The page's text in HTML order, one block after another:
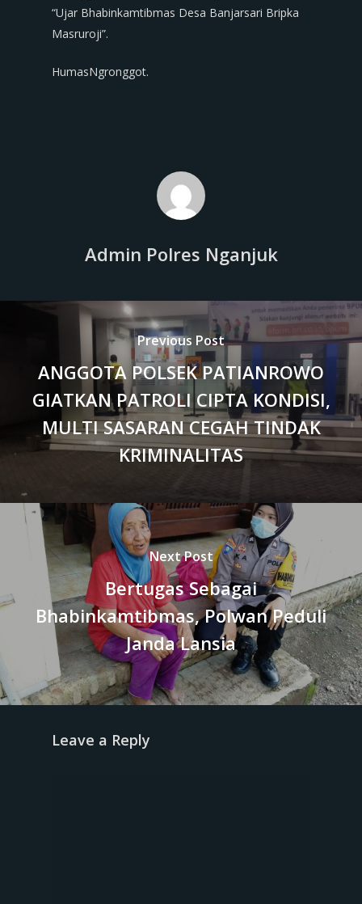
“Ujar Bhabinkamtibmas Desa Banjarsari Bripka
Masruroji”.
HumasNgronggot.
Admin Polres Nganjuk
Previous Post
ANGGOTA POLSEK PATIANROWO
GIATKAN PATROLI CIPTA KONDISI,
MULTI SASARAN CEGAH TINDAK
KRIMINALITAS
Next Post
Bertugas Sebagai
Bhabinkamtibmas, Polwan Peduli
Janda Lansia
Leave a Reply